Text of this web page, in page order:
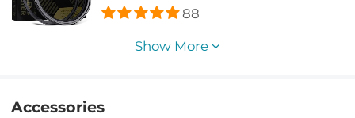
88
Show More
Accessories